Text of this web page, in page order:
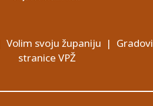
Volim svoju županiju | Gradovi
stranice VPŽ